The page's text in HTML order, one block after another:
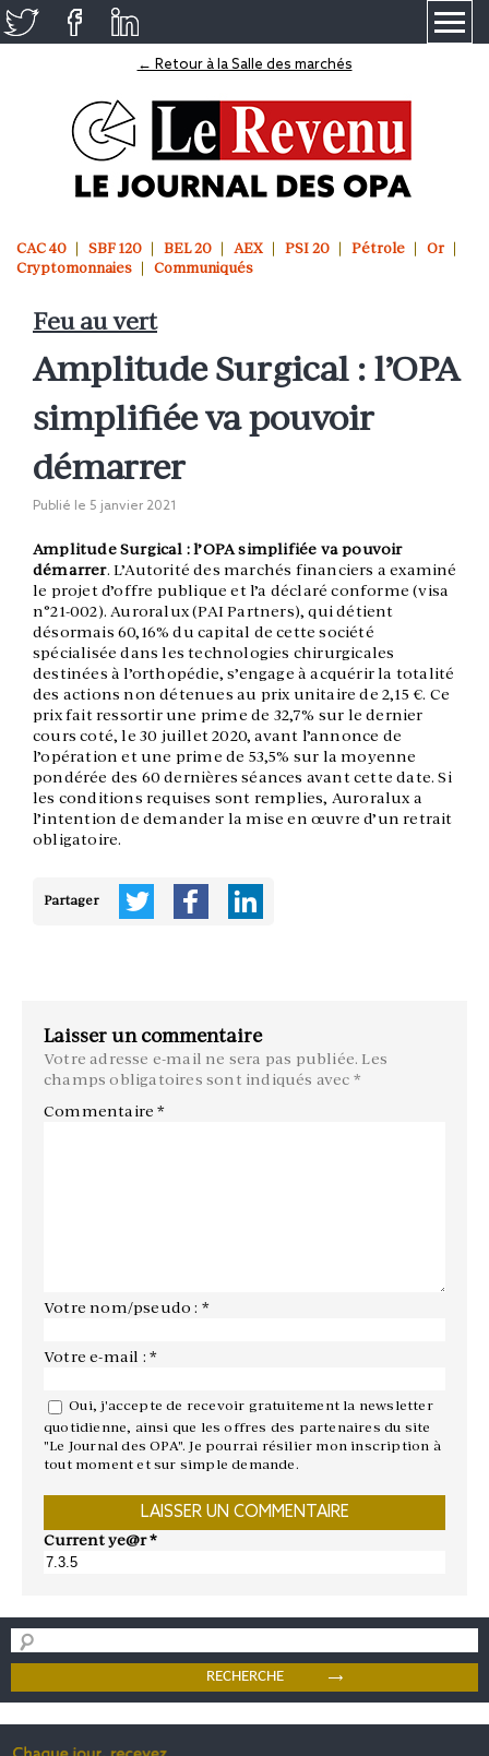
← Retour à la Salle des marchés
CAC 40 SBF 120 BEL 20 AEX PSI 20 Pétrole
Or
Cryptomonnaies
Communiqués
Feu au vert
Amplitude Surgical : l’OPA
simplifiée va pouvoir
démarrer
Publié le 5 janvier 2021
Amplitude Surgical : l’OPA simplifiée va pouvoir
démarrer. L’Autorité des marchés financiers a examiné
le projet d’offre publique et l’a déclaré conforme (visa
n°21-002). Auroralux (PAI Partners), qui détient
désormais 60,16% du capital de cette société
spécialisée dans les technologies chirurgicales
destinées à l’orthopédie, s’engage à acquérir la totalité
des actions non détenues au prix unitaire de 2,15 €. Ce
prix fait ressortir une prime de 32,7% sur le dernier
cours coté, le 30 juillet 2020, avant l’annonce de
l’opération et une prime de 53,5% sur la moyenne
pondérée des 60 dernières séances avant cette date. Si
les conditions requises sont remplies, Auroralux a
l’intention de demander la mise en œuvre d’un retrait
obligatoire.
Partager
Laisser un commentaire
Votre adresse e-mail ne sera pas publiée. Les
champs obligatoires sont indiqués avec *
Commentaire*
Votre nom/pseudo : *
Votre e-mail : *
Oui, j'accepte de recevoir gratuitement la newsletter
quotidienne, ainsi que les offres des partenaires du site
"Le Journal des OPA". Je pourrai résilier mon inscription à
tout moment et sur simple demande.
Current ye@r*